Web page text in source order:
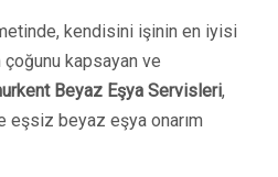
kendisini işinin en iyisi
çoğunu kapsayan ve
Beyaz Eşya Servisleri,
eşsiz beyaz eşya onarım